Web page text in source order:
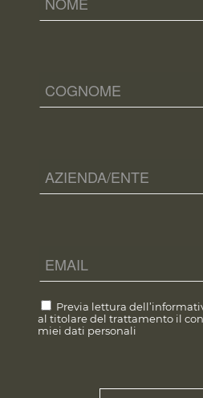
Previa lettura
al titolare del trattamento il
miei dati personali